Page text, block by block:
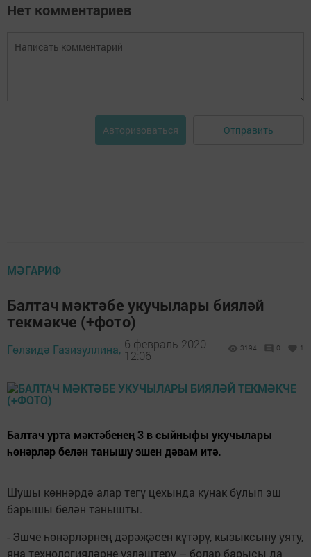
Нет комментариев
Авторизоваться Отправить
МӘГАРИФ
Балтач мәктәбе укучылары бияләй
текмәкче (+фото)
Гөлзидә Газизуллина, 6 февраль 2020 -
12:06
3194 0 1
Балтач урта мәктәбенең 3 в сыйныфы укучылары
һөнәрләр белән танышу эшен дәвам итә.
Шушы көннәрдә алар тегү цехында кунак булып эш
барышы белән танышты.
- Эшче һөнәрләрнең дәрәҗәсен күтәрү, кызыксыну уяту,
яңа технологияләрне үзләштерү – болар барысы да